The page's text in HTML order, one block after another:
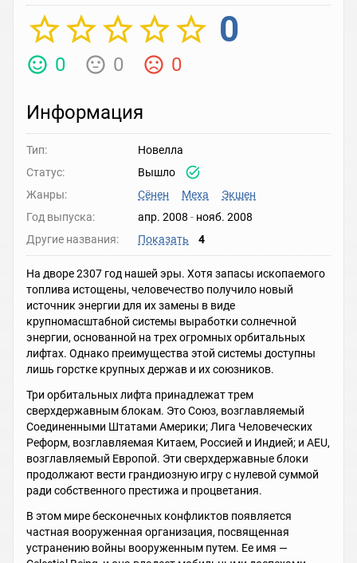
0
0 0 0
Информация
Тип:
Новелла
Статус:
Вышло
Жанры:
Сёнен Меха
Экшен
Год выпуска:
апр. 2008 - нояб. 2008
Другие названия:
Показать 4
На дворе 2307 год нашей эры. Хотя запасы ископаемого
топлива истощены, человечество получило новый
источник энергии для их замены в виде
крупномасштабной системы выработки солнечной
энергии, основанной на трех огромных орбитальных
лифтах. Однако преимущества этой системы доступны
лишь горстке крупных держав и их союзников.
Три орбитальных лифта принадлежат трем
сверхдержавным блокам. Это Союз, возглавляемый
Соединенными Штатами Америки; Лига Человеческих
Реформ, возглавляемая Китаем, Россией и Индией; и AEU,
возглавляемый Европой. Эти сверхдержавные блоки
продолжают вести грандиозную игру с нулевой суммой
ради собственного престижа и процветания.
В этом мире бесконечных конфликтов появляется
частная вооруженная организация, посвященная
устранению войны вооруженным путем. Ее имя —